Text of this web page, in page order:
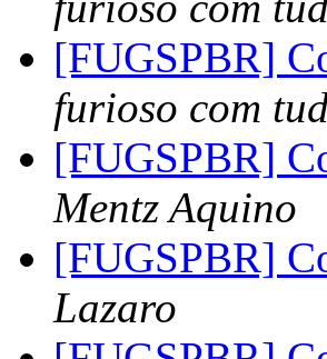
[FUGSPBR]
furioso com
[FUGSPBR]
Mentz Aquino
[FUGSPBR]
Lazaro